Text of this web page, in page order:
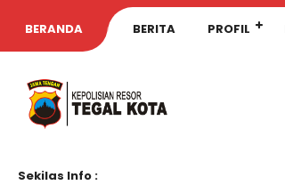
BERANDA BERITA PROFIL
Sekilas Info :